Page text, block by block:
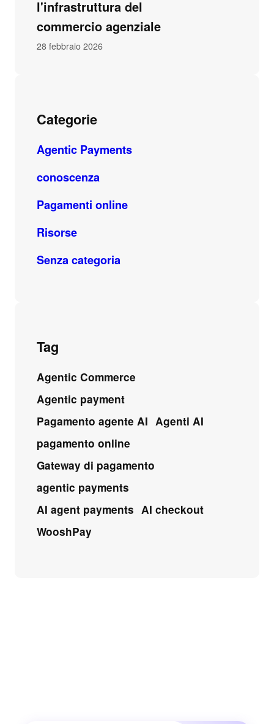
l'infrastruttura del
commercio agenziale
28 febbraio 2026
Categorie
Agentic Payments
conoscenza
Pagamenti online
Risorse
Senza categoria
Tag
Agentic Commerce
Agentic payment
Pagamento agente AI Agenti AI
pagamento online
Gateway di pagamento
agentic payments
AI agent payments AI checkout
WooshPay